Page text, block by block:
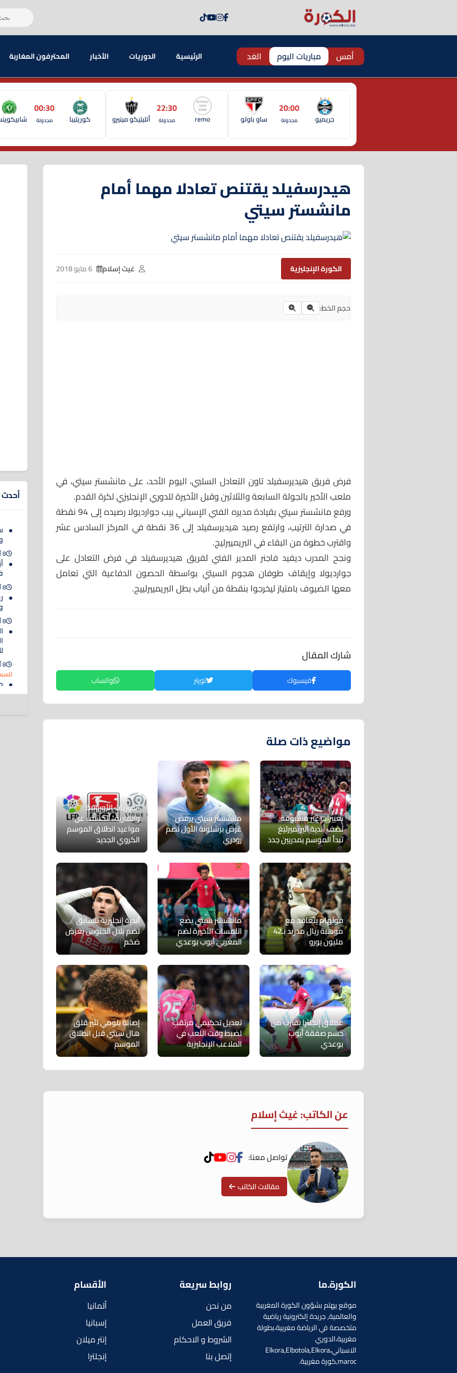
أمس مباريات اليوم الغد الرئيسية الدوريات الأخبار المحترفون المغاربة
جريميو
20:00
مجدولة ساو باولو remo
22:30
مجدولة أتليتيكو مينيرو كوريتيبا
00:30
مجدولة
هيدرسفيلد يقتنص تعادلا مهما أمام
مانشستر سيتي
الكورة الإنجليزية غيث إسلام
حجم الخط:
فرض فريق هيديرسفيلد تاون التعادل السلبي، اليوم الأحد، على مانشستر سيتي، في
ملعب الأخير بالجولة السابعة والثلاثين وقبل الأخيرة للدوري الإنجليزي لكرة القدم.
ورفع مانشستر سيتي بقيادة مديره الفني الإسباني بيب جوارديولا رصيده إلى 94 نقطة
في صدارة الترتيب، وارتفع رصيد هيديرسفيلد إلى 36 نقطة في المركز السادس عشر
واقترب خطوة من البقاء في البريمييرليج.
ونجح المدرب ديفيد فاجنر المدير الفني لفريق هيديرسفيلد في فرض التعادل على
جوارديولا وإيقاف طوفان هجوم السيتي بواسطة الحصون الدفاعية التي تعامل
معها الضيوف بامتياز ليخرجوا بنقطة من أنياب بطل البريمييرلييج.
شارك المقال
فيسبوك تويتر واتساب
مواضيع ذات صلة
تغييرات غير مسبوقة:
نصف أندية البريميرليغ
تبدأ الموسم بمدربين جدد
مانشستر سيتي يرفض
عرض برشلونة الأول لضم
رودري
الدوريات الأوروبية
والقارية.. الكشف عن
مواعيد انطلاق الموسم
الكروي الجديد
فولهام يتعاقد مع
موهبة ريال مدريد بـ42
مليون يورو
مانشستر سيتي يضع
اللمسات الأخيرة لضم
المغربي أيوب بوعدي
أندية إنجليزية تتسابق
لضم بلال الخنوس بعرض
ضخم
عملاق إنجلترا يقترب من
حسم صفقة أيوب
بوعدي
تعديل تحكيمي مرتقب
لضبط وقت اللعب في
الملاعب الإنجليزية
إصابة بلومي تثير قلق
هال سيتي قبل انطلاق
الموسم
عن الكاتب: غيث إسلام
تواصل معنا:
مقالات الكاتب
أحدث
8 أغسطس 2026
8 أغسطس 2026
8 أغسطس 2026
8 أغسطس 2026
الكورة.ما
موقع يهتم بشؤون الكورة المغربية
والعالمية, جريدة إلكترونية رياضية
متخصصة في الرياضة مغربية،بطولة
مغربية،الدوري
الاسباني،Elkora,Elbotola,Elkora
maroc,كورة مغربية.
روابط سريعة
من نحن
فريق العمل
الشروط و الاحكام
إتصل بنا
الأقسام
ألمانيا
إسبانيا
إنتر ميلان
إنجلترا